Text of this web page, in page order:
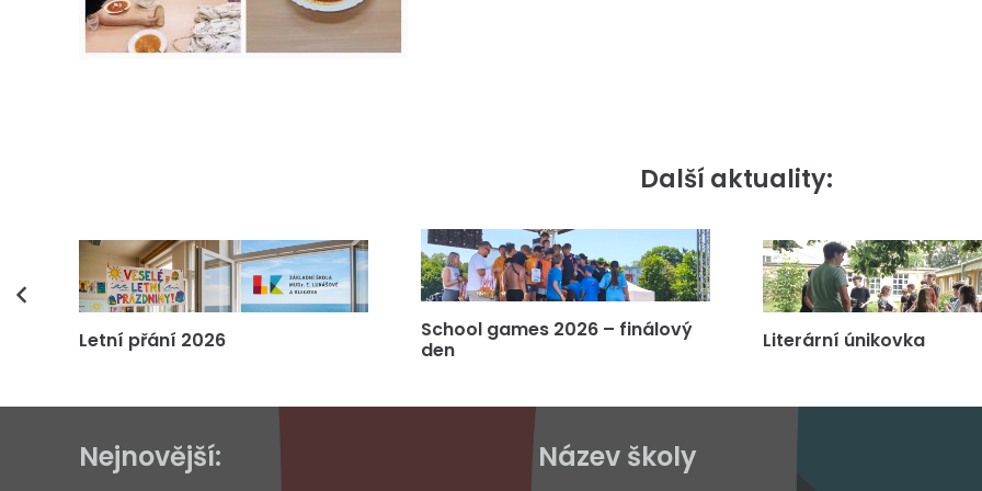
Další aktuality:
Letní přání 2026
School games 2026 – finálový
den
Literární únikovka
Nejnovější: Název školy